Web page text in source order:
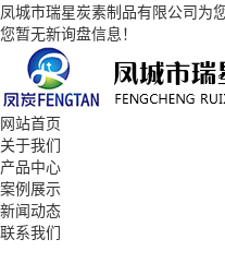
凤城市瑞星炭素制品有限公司为
您暂无新询盘信息！
网站首页
关于我们
产品中心
案例展示
新闻动态
联系我们